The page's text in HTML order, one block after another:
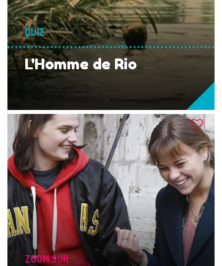
QUIZ
L'Homme de Rio
ZOOM SUR